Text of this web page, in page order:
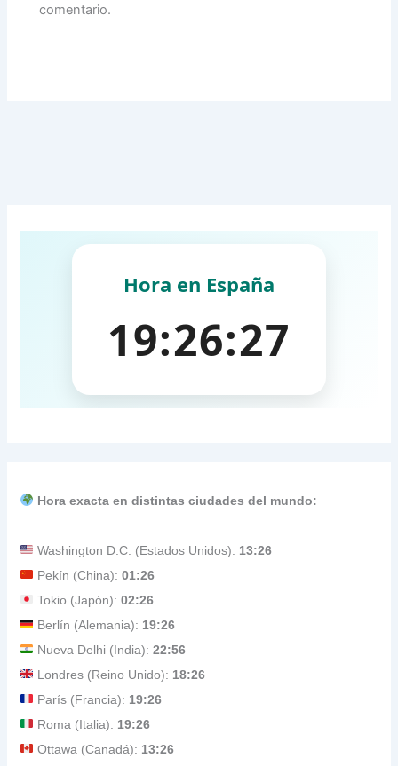
comentario.
Hora exacta en distintas ciudades del mundo:
Washington D.C. (Estados Unidos): 13:26
Pekín (China):01:26
Tokio (Japón):02:26
Berlín (Alemania): 19:26
Nueva Delhi (India):22:56
Londres (Reino Unido): 18:26
París (Francia): 19:26
Roma (Italia): 19:26
Ottawa (Canadá): 13:26